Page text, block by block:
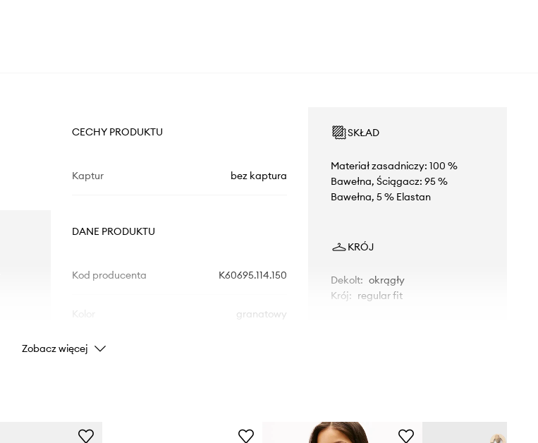
CECHY PRODUKTU
Kaptur bez kaptura
DANE PRODUKTU
Kod producenta K60695.114.150
granatowy
Marka
ID Produktu
SKŁAD
Materiał zasadniczy: 100 %
Bawełna, Ściągacz: 95 %
Bawełna, 5 % Elastan
KRÓJ
Dekolt: okrągły
Krój: regular fit
Zobacz więcej